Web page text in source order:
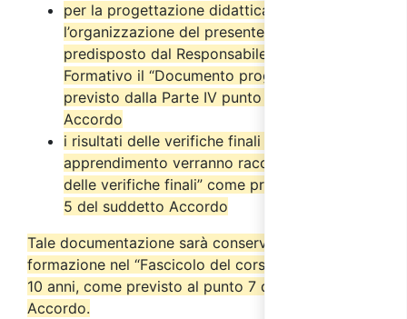
per la progettazione didattica e
l’organizzazione del presente corso è stato
predisposto dal Responsabile del Progetto
Formativo il “Documento progettuale” come
previsto dalla Parte IV punto 2.6 del suddetto
Accordo
i risultati delle verifiche finali di
apprendimento verranno raccolti nel “Verbale
delle verifiche finali” come previsto dal punto
5 del suddetto Accordo
Tale documentazione sarà conservata dall’ente di
formazione nel “Fascicolo del corso” per almeno
10 anni, come previsto al punto 7 del suddetto
Accordo.